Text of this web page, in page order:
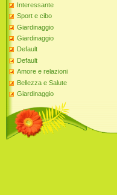
Interessante
Sport e cibo
Giardinaggio
Giardinaggio
Default
Default
Amore e relazioni
Bellezza e Salute
Giardinaggio